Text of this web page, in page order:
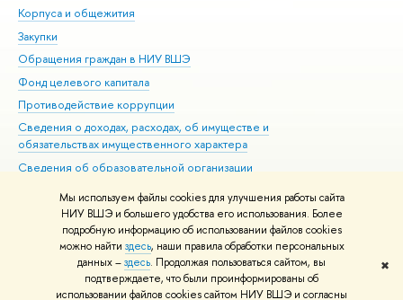
Мы используем файлы cookies для улучшения работы сайта
НИУ ВШЭ и большего удобства его использования. Более
подробную информацию об использовании файлов cookies
можно найти здесь, наши правила обработки персональных
данных –здесь. Продолжая пользоваться сайтом, вы
подтверждаете, что были проинформированы об
использовании файлов cookies сайтом НИУ ВШЭ и согласны
✖
Корпуса и общежития
Закупки
Обращения граждан в НИУ ВШЭ
Фонд целевого капитала
Противодействие коррупции
Сведения о доходах, расходах, об имуществе и
обязательствах имущественного характера
Сведения об образовательной организации
Людям с ограниченными возможностями здоровья
Единая платежная страница
Работа в Вышке
© НИУ ВШЭ 1993–2026 Адреса и контакты Условия использования